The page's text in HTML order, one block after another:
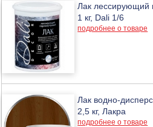
Лак лессирующий
1 кг, Dali 1/6
подробнее о товаре
Лак водно-
2,5 кг, Лакра
подробнее о товаре